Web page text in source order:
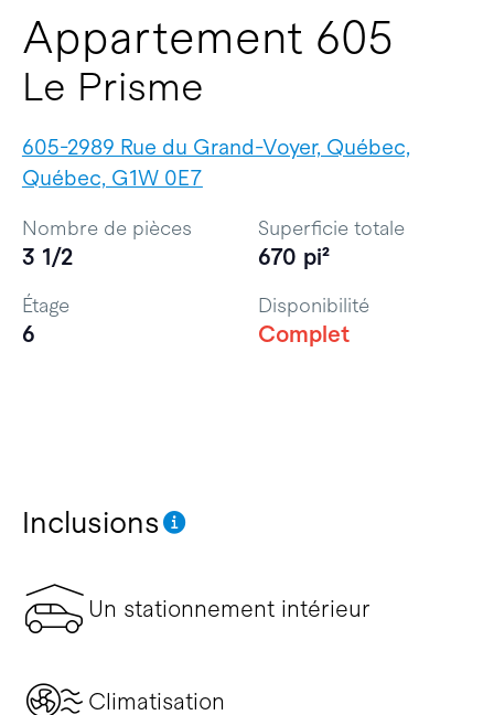
Appartement 605
Le Prisme
605-2989 Rue du Grand-Voyer, Québec,
Québec, G1W 0E7
Inclusions
Un stationnement intérieur
Climatisation
Nombre de pièces
3 1/2
Superficie totale
670 pi²
Étage
6
Disponibilité
Complet